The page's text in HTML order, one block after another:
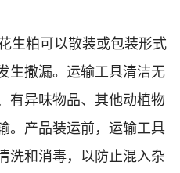
生粕可以散装或包装形式
生撒漏。运输工具清洁无
有异味物品、其他动植物
。产品装运前，运输工具
洗和消毒，以防止混入杂